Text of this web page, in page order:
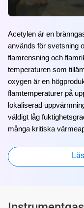
Acetylen är en
används för svetsning
flamrensning och
temperaturen som
oxygen är en
flamtemperaturer på
lokaliserad
väldigt låg
många kritiska